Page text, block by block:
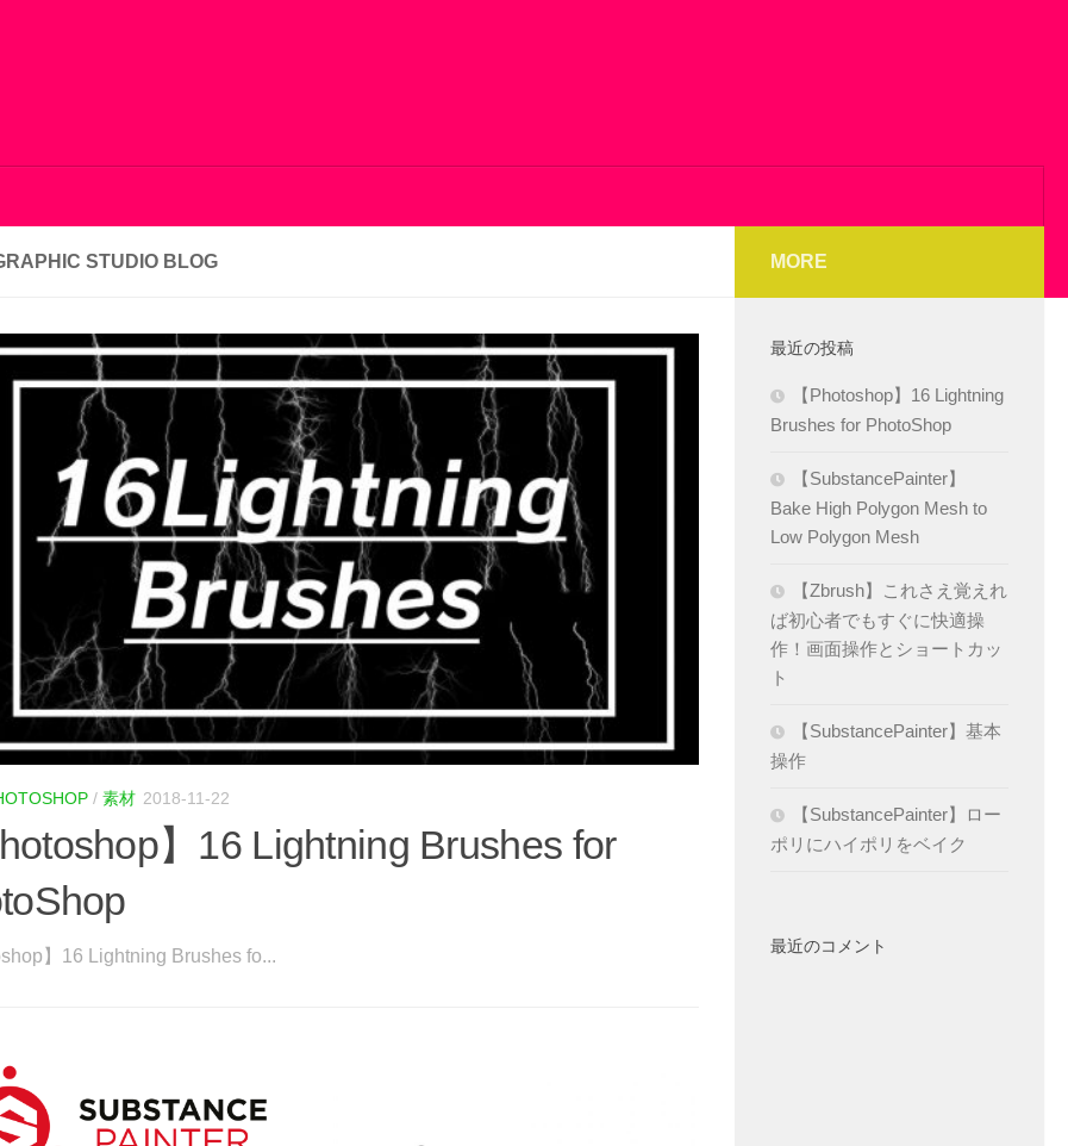
STUDIO BLOG
/ 素材 2018-11-22
】16 Lightning Brushes for
】16 Lightning Brushes fo...
MORE
最近の投稿
【Photoshop】16 Lightning
Brushes for PhotoShop
【SubstancePainter】
Bake High Polygon Mesh to
Low Polygon Mesh
【Zbrush】これさえ覚えれ
ば初心者でもすぐに快適操
作！画面操作とショートカッ
ト
【SubstancePainter】基本
操作
【SubstancePainter】ロー
ポリにハイポリをベイク
最近のコメント